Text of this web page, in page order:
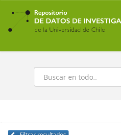
Ir
contenido
principal
Buscar